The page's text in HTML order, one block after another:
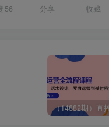
56 分享 收藏